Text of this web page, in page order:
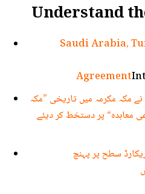
Understand
Saudi Arabia,
Agreement
مکہ مکرمہ میں تاریخی ”مکہ
معاہدہ“ پر دستخط کر دیئے
سطح پر پہنچ